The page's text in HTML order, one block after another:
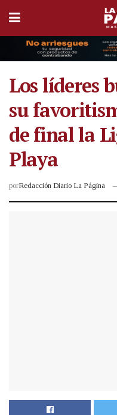
Los líderes
su
de final la
Playa
porRedacción Diario La Página